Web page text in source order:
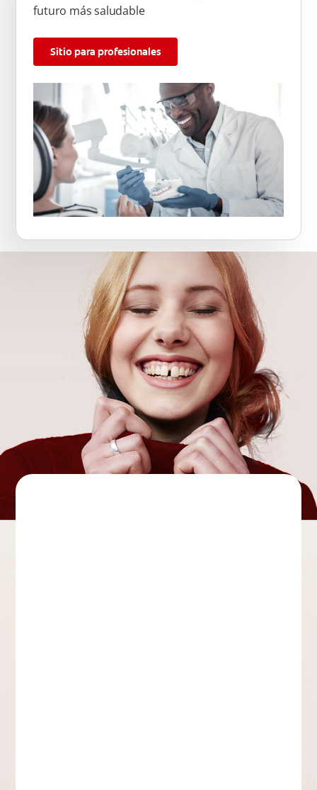
futuro más saludable
Sitio para profesionales